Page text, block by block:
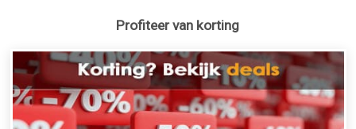
Profiteer van korting